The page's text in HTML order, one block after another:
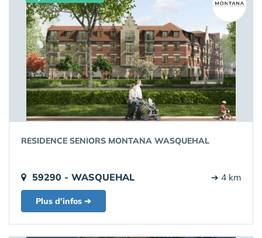
RESIDENCE SENIORS MONTANA WASQUEHAL
59290 - WASQUEHAL ➔ 4 km
Plus d'infos ➔